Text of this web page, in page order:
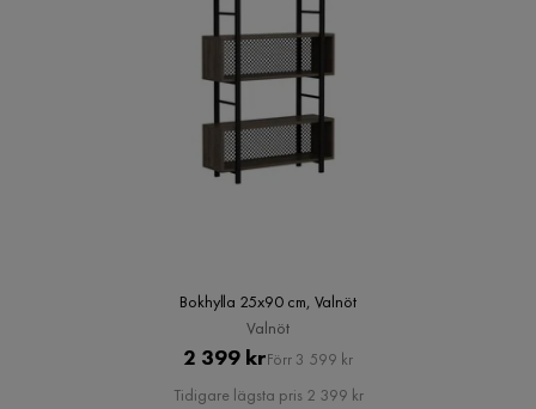
Bokhylla 25x90 cm, Valnöt
Valnöt
Pris
2 399 krOriginal
Pris
Förr 3 599 kr
Tidigare lägsta pris 2 399 kr